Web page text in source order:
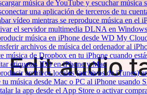
música de YouTube y escuchar música
una aplicación de terceros de tu
vídeo mientras se reproduce música en el
el servidor multimedia DLNA en
música en iPhone desde WD My
archivos de música del ordenador al
música de Dropbox en tu iPhone cuando
etiquetas ID3 en iPhone y Mac
archivos locales (archivos de iTunes)
tu música desde Mac o PC al iPhone usando
la app desde el App Store o activar